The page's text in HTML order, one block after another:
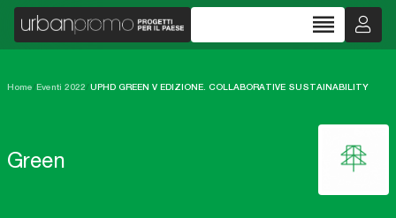
reorder
Home/Eventi 2022/UPHD GREEN V EDIZIONE. COLLABORATIVE SUSTAINABILITY
Green